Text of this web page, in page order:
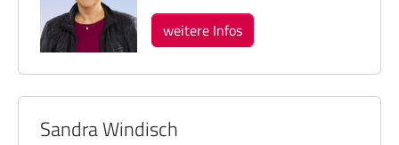
weitere Infos
Sandra Windisch